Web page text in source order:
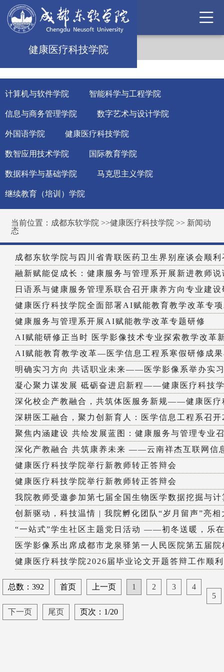
健康医疗科技学院
计算机与软件学院 智能科学与工程学院
信息与商务管理学院 数字艺术与设计学院
外国语学院 健康医疗科技学院
数智应用技术学院 国际教育学院
数据科学与基础学院 马克思主义学院
继续教育（培训）学院
当前位置： 成都东软学院 >>健康医疗科技学院 >> 新闻动
态
成都东软学院与四川省青联医药卫生界别座谈会顺利
融新赋能促成长：健康服务与管理系开展新进教师
日语系与健康服务管理系联合召开康养方向专业建
健康医疗科技学院全面部署AI赋能教育教学改革专
健康服务与管理系开展AI赋能教学改革专题研修
AI赋能研修正当时 医学影像技术专业探索教学改革
AI赋能教育教学改革—医学信息工程系寒假研修成
明确实习方向 共话职业未来——医学影像系举办实
凝心聚力谋发展 砥砺奋进启新程——健康医疗科技
深化校企产教融合，共筑体医服务新规——健康医
深耕医工融合，聚力创新育人：医学信息工程系召
聚焦内涵建设 共绘发展蓝图：健康服务与管理专业
深化产教融合 共筑康养未来 ——云南祥杰互联网信
健康医疗科技学院举行新教师转正答辩会
健康医疗科技学院举行新教师转正答辩会
我院教师受邀参加第七届全国生物医学数据挖掘与
创新驱动，科技温情 | 我院孵化团队“岁月留声”亮
“一站式”学生社区主题党日活动 ——初冬送暖，乐
医学影像系出席成都市龙泉驿第一人民医院第五届
健康医疗科技学院2026届毕业论文开题答辩工作顺
总数：392 首页 上一页 1 2 3
4
5
下一页
尾页 页次：1/20